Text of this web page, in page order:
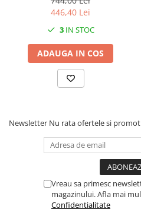
446,40 Lei
3IN STOC
ADAUGA IN COS
Newsletter Nu rata ofertele si
Vreau sa primesc
magazinului. Afla mai
Confidentialitate